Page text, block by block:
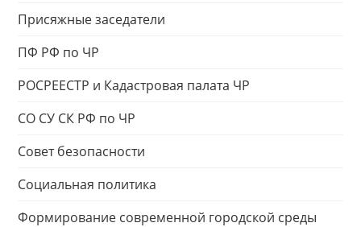
Присяжные заседатели
ПФ РФ по ЧР
РОСРЕЕСТР и Кадастровая палата ЧР
СО СУ СК РФ по ЧР
Совет безопасности
Социальная политика
Формирование современной городской среды